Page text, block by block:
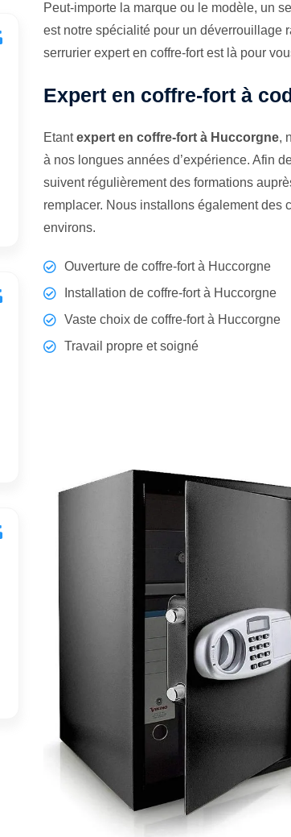
Peut-importe la marque ou le modèle, un
est notre spécialité pour un déverrouillage
serrurier expert en coffre-fort est là pour
Expert en coffre-fort à
Etantexpert en coffre-fort à Huccorgne,
à nos longues années d’expérience. Afin
suivent régulièrement des formations
remplacer. Nous installons également des
environs.
Ouverture de coffre-fort à Huccorgne
Installation de coffre-fort à Huccorgne
Vaste choix de coffre-fort à Huccorgne
Travail propre et soigné